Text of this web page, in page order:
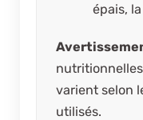
épais,
varient selon
utilisés.